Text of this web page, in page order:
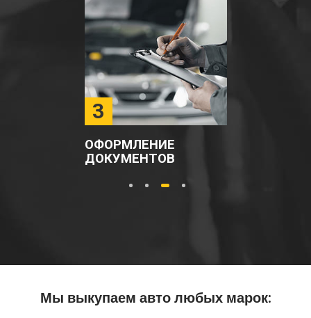
3
ОФОРМЛЕНИЕ
ДОКУМЕНТОВ
1 2 3 4
Мы выкупаем авто любых марок: